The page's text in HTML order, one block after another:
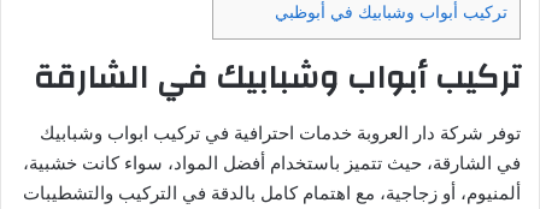
تركيب أبواب وشبابيك في أبوظبي
تركيب أبواب وشبابيك في الشارقة
توفر شركة دار العروبة خدمات احترافية في تركيب ابواب وشبابيك
في الشارقة، حيث تتميز باستخدام أفضل المواد، سواء كانت خشبية،
ألمنيوم، أو زجاجية، مع اهتمام كامل بالدقة في التركيب والتشطيبات